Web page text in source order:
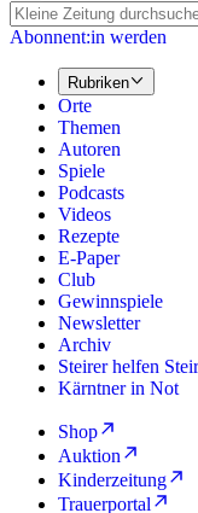
Abonnent:in werden
Rubriken
Orte
Themen
Autoren
Spiele
Podcasts
Videos
Rezepte
E-Paper
Club
Gewinnspiele
Newsletter
Archiv
Steirer helfen
Kärntner in Not
Shop
Auktion
Kinderzeitung
Trauerportal